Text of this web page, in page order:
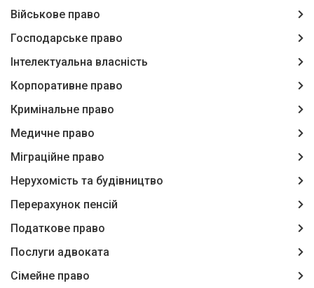
Військове право
Господарське право
Інтелектуальна власність
Корпоративне право
Кримінальне право
Медичне право
Міграційне право
Нерухомість та будівництво
Перерахунок пенсій
Податкове право
Послуги адвоката
Сімейне право